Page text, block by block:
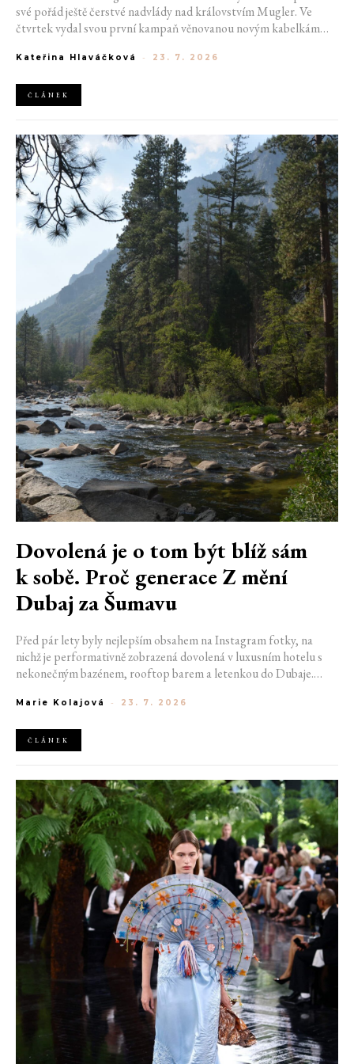
své pořád ještě čerstvé nadvlády nad královstvím Mugler. Ve
čtvrtek vydal svou první kampaň věnovanou novým kabelkám
do módního domu dorazil. Umně mísí výrazy minulosti a dávných
Kateřina Hlaváčková - 23. 7. 2026
ČLÁNEK
Dovolená je o tom být blíž sám
k sobě. Proč generace Z mění
Dubaj za Šumavu
Před pár lety byly nejlepším obsahem na Instagram fotky, na
nichž je performativně zobrazená dovolená v luxusním hotelu s
nekonečným bazénem, rooftop barem a letenkou do Dubaje.
horách. Ranní koupání v lomu. Výlet vlakem na Šumavu.
Marie Kolajová - 23. 7. 2026
ČLÁNEK